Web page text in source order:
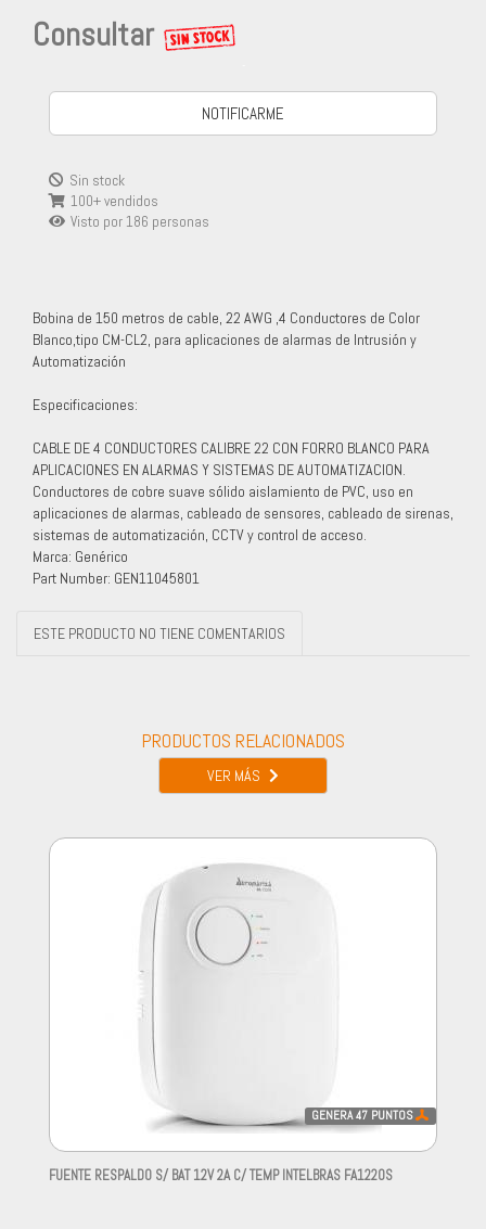
Consultar
NOTIFICARME
Sin stock
100+ vendidos
Visto por 186 personas
Bobina de 150 metros de cable, 22 AWG ,4 Conductores de Color
Blanco,tipo CM-CL2, para aplicaciones de alarmas de Intrusión y
Automatización
Especificaciones:
CABLE DE 4 CONDUCTORES CALIBRE 22 CON FORRO BLANCO PARA
APLICACIONES EN ALARMAS Y SISTEMAS DE AUTOMATIZACION.
Conductores de cobre suave sólido aislamiento de PVC, uso en
aplicaciones de alarmas, cableado de sensores, cableado de sirenas,
sistemas de automatización, CCTV y control de acceso.
Marca: Genérico
Part Number: GEN11045801
ESTE PRODUCTO NO TIENE COMENTARIOS
PRODUCTOS RELACIONADOS
VER MÁS
GENERA47 PUNTOS
FUENTE RESPALDO S/ BAT 12V 2A C/ TEMP INTELBRAS FA1220S